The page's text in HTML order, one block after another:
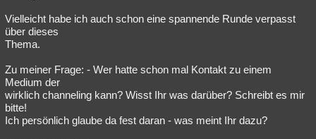
Astronomie
Musik Clash Verbesserungen Allmystery English
Übersichten
Besucht
Vielleicht habe ich auch schon eine spannende Runde verpasst
über dieses
Thema.
Zu meiner Frage: - Wer hatte schon mal Kontakt zu einem
Medium der
wirklich channeling kann? Wisst Ihr was darüber? Schreibt es mir
bitte!
Ich persönlich glaube da fest daran - was meint Ihr dazu?